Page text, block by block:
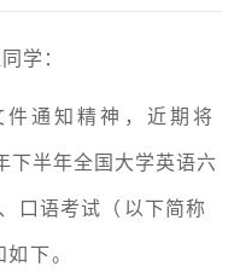
学：
通知精神 ， 近期将
下半年全国大学英语六
口语考试（ 以下简称
如下。